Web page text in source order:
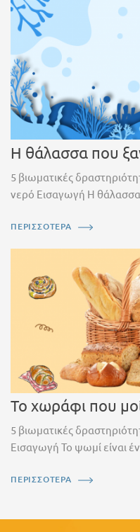
Η θάλασσα που
5 βιωματικές
νερό Εισαγωγή Η θάλασσα
ΠΕΡΙΣΣΟΤΕΡΑ
Το χωράφι που
5 βιωματικές
Εισαγωγή Το ψωμί είναι
ΠΕΡΙΣΣΟΤΕΡΑ